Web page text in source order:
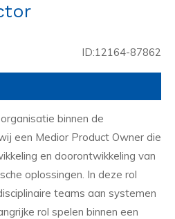
ID:12164-87862
binnen de
een Medior Product Owner die
en doorontwikkeling van
oplossingen. In deze rol
teams aan systemen
rol spelen binnen een